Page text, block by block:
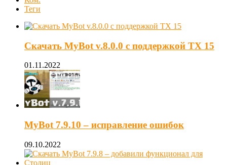
Теги
Скачать MyBot v.8.0.0 с поддержкой ТХ 15
01.11.2022
MyBot 7.9.10 – исправление ошибок
09.10.2022